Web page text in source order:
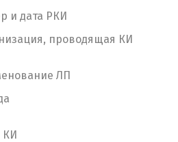
и дата РКИ
проводящая КИ
ЛП
КИ